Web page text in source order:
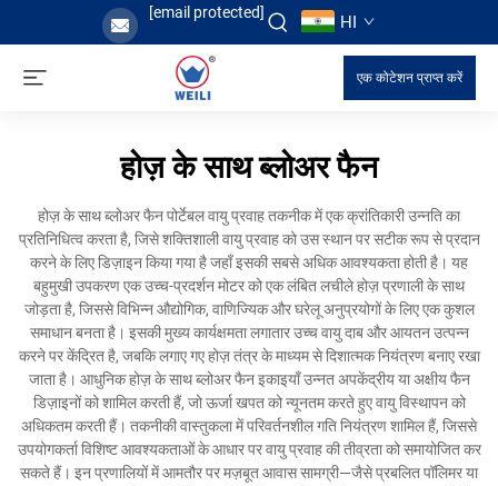
[email protected] HI
एक कोटेशन प्राप्त करें
होज़ के साथ ब्लोअर फैन
होज़ के साथ ब्लोअर फैन पोर्टेबल वायु प्रवाह तकनीक में एक क्रांतिकारी उन्नति का
प्रतिनिधित्व करता है, जिसे शक्तिशाली वायु प्रवाह को उस स्थान पर सटीक रूप से प्रदान
करने के लिए डिज़ाइन किया गया है जहाँ इसकी सबसे अधिक आवश्यकता होती है। यह
बहुमुखी उपकरण एक उच्च-प्रदर्शन मोटर को एक लंबित लचीले होज़ प्रणाली के साथ
जोड़ता है, जिससे विभिन्न औद्योगिक, वाणिज्यिक और घरेलू अनुप्रयोगों के लिए एक कुशल
समाधान बनता है। इसकी मुख्य कार्यक्षमता लगातार उच्च वायु दाब और आयतन उत्पन्न
करने पर केंद्रित है, जबकि लगाए गए होज़ तंत्र के माध्यम से दिशात्मक नियंत्रण बनाए रखा
जाता है। आधुनिक होज़ के साथ ब्लोअर फैन इकाइयाँ उन्नत अपकेंद्रीय या अक्षीय फैन
डिज़ाइनों को शामिल करती हैं, जो ऊर्जा खपत को न्यूनतम करते हुए वायु विस्थापन को
अधिकतम करती हैं। तकनीकी वास्तुकला में परिवर्तनशील गति नियंत्रण शामिल हैं, जिससे
उपयोगकर्ता विशिष्ट आवश्यकताओं के आधार पर वायु प्रवाह की तीव्रता को समायोजित कर
सकते हैं। इन प्रणालियों में आमतौर पर मज़बूत आवास सामग्री—जैसे प्रबलित पॉलिमर या